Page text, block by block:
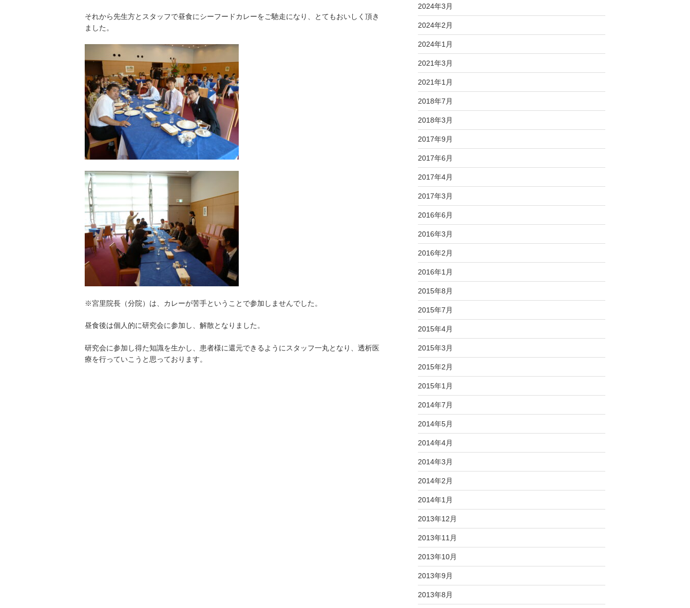
それから先生方とスタッフで昼食にシーフードカレーをご馳走になり、とてもおいしく頂き
ました。
※宮里院長（分院）は、カレーが苦手ということで参加しませんでした。
昼食後は個人的に研究会に参加し、解散となりました。
研究会に参加し得た知識を生かし、患者様に還元できるようにスタッフ一丸となり、透析医
療を行っていこうと思っております。
2024年3月
2024年2月
2024年1月
2021年3月
2021年1月
2018年7月
2018年3月
2017年9月
2017年6月
2017年4月
2017年3月
2016年6月
2016年3月
2016年2月
2016年1月
2015年8月
2015年7月
2015年4月
2015年3月
2015年2月
2015年1月
2014年7月
2014年5月
2014年4月
2014年3月
2014年2月
2014年1月
2013年12月
2013年11月
2013年10月
2013年9月
2013年8月